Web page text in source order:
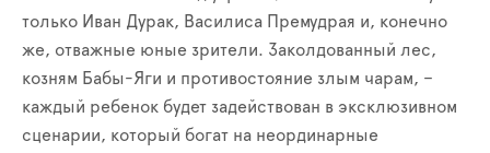
только Иван Дурак, Василиса Премудрая и, конечно
же, отважные юные зрители. Заколдованный лес,
козням Бабы-Яги и противостояние злым чарам, –
каждый ребенок будет задействован в эксклюзивном
сценарии, который богат на неординарные